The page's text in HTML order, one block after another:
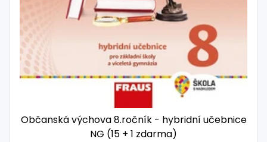
Občanská výchova 8.ročník - hybridní učebnice
NG (15 + 1 zdarma)